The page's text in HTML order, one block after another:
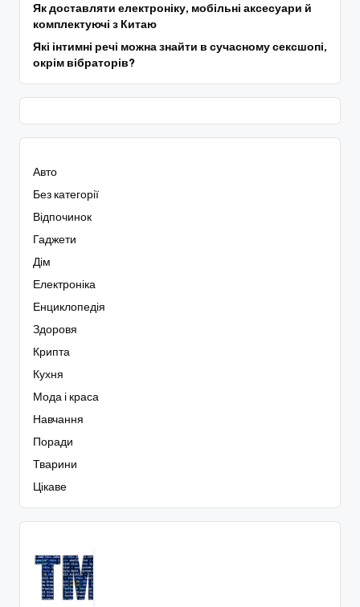
Як доставляти електроніку, мобільні аксесуари й
комплектуючі з Китаю
Які інтимні речі можна знайти в сучасному сексшопі,
окрім вібраторів?
Авто
Без категорії
Відпочинок
Гаджети
Дім
Електроніка
Енциклопедія
Здоровя
Крипта
Кухня
Мода і краса
Навчання
Поради
Тварини
Цікаве